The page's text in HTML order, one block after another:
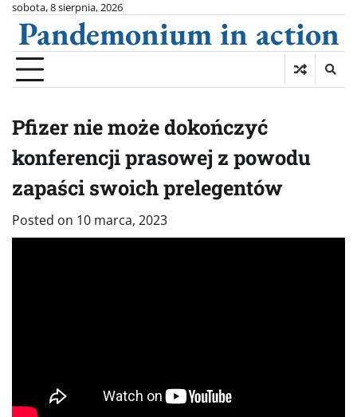
Skip
content
sobota, 8 sierpnia, 2026
Pandemonium in action
Pfizer nie może dokończyć
konferencji prasowej z powodu
zapaści swoich prelegentów
Posted on 10 marca, 2023